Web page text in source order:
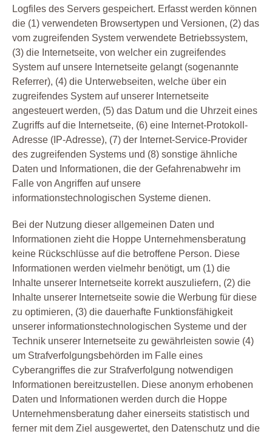
Logfiles des Servers gespeichert. Erfasst werden können
die (1) verwendeten Browsertypen und Versionen, (2) das
vom zugreifenden System verwendete Betriebssystem,
(3) die Internetseite, von welcher ein zugreifendes
System auf unsere Internetseite gelangt (sogenannte
Referrer), (4) die Unterwebseiten, welche über ein
zugreifendes System auf unserer Internetseite
angesteuert werden, (5) das Datum und die Uhrzeit eines
Zugriffs auf die Internetseite, (6) eine Internet-Protokoll-
Adresse (IP-Adresse), (7) der Internet-Service-Provider
des zugreifenden Systems und (8) sonstige ähnliche
Daten und Informationen, die der Gefahrenabwehr im
Falle von Angriffen auf unsere
informationstechnologischen Systeme dienen.
Bei der Nutzung dieser allgemeinen Daten und
Informationen zieht die Hoppe Unternehmensberatung
keine Rückschlüsse auf die betroffene Person. Diese
Informationen werden vielmehr benötigt, um (1) die
Inhalte unserer Internetseite korrekt auszuliefern, (2) die
Inhalte unserer Internetseite sowie die Werbung für diese
zu optimieren, (3) die dauerhafte Funktionsfähigkeit
unserer informationstechnologischen Systeme und der
Technik unserer Internetseite zu gewährleisten sowie (4)
um Strafverfolgungsbehörden im Falle eines
Cyberangriffes die zur Strafverfolgung notwendigen
Informationen bereitzustellen. Diese anonym erhobenen
Daten und Informationen werden durch die Hoppe
Unternehmensberatung daher einerseits statistisch und
ferner mit dem Ziel ausgewertet, den Datenschutz und die